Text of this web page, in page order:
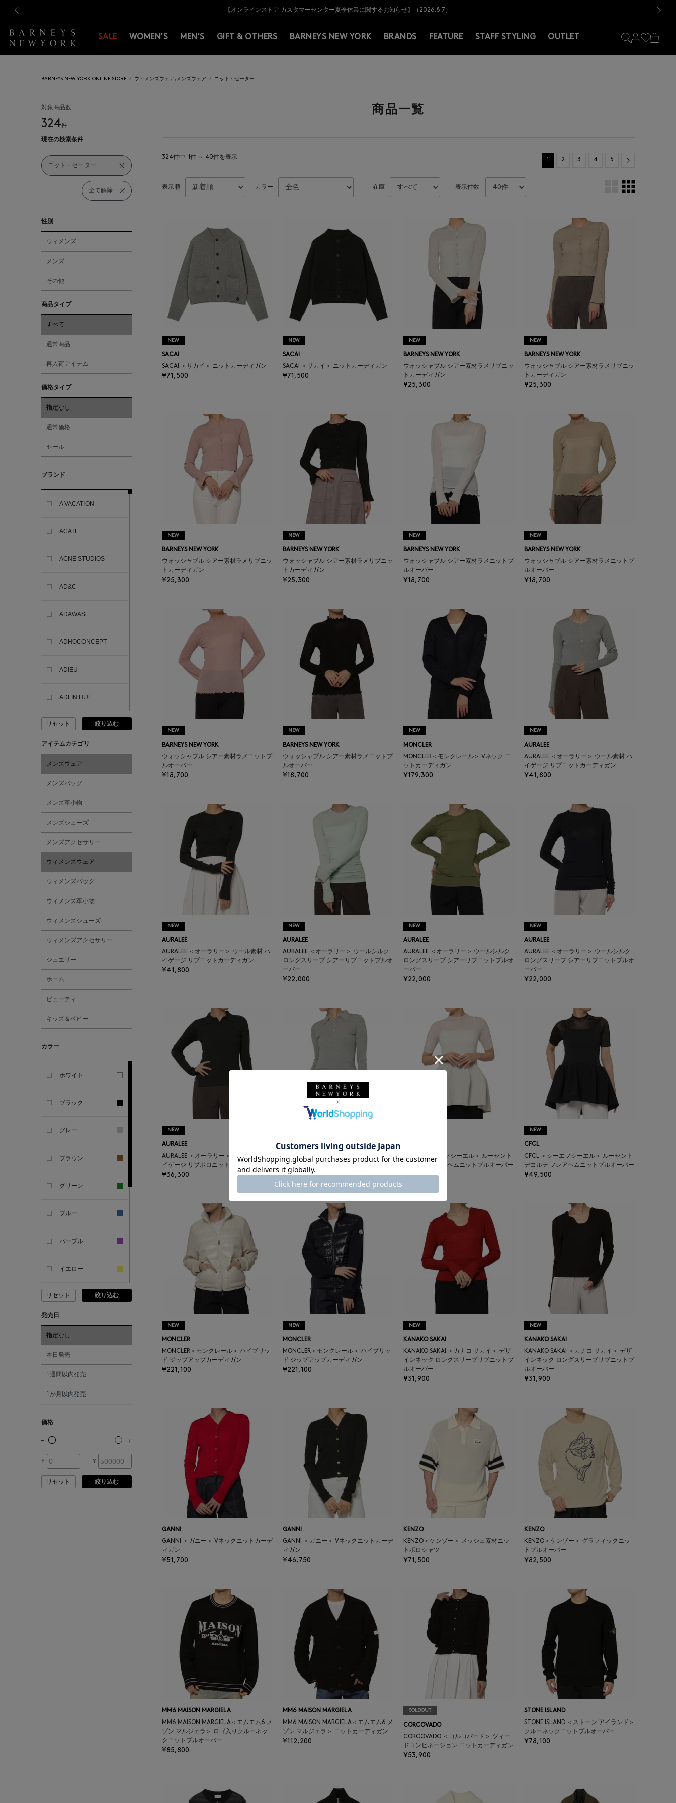
新規登録のお客様も対象！＜MY BARNEYS＞会員のお客様は11,000円（税込）以上のお買上げで常時送料無料！お買い物の際は会員登録を！
【夏季休業に伴う出荷一時停止のお知らせ】(2026.8.7)
【オンラインストア カスタマーセンター夏季休業に関するお知らせ】（2026.8.7）
【夏季休業に伴う返品・交換承り一時停止のお知らせ】（2026.8.5）
熊本県を中心とした地震の影響によるお荷物のお届けについて
【開催中】SUMMER SALEのご案内・ご注意事項
新規登録のお客様も対象！＜MY BARNEYS＞会員のお客様は11,000円（税込）以上のお買上げで常時送料無料！お買い物の際は会員登録を！
【夏季休業に伴う出荷一時停止のお知らせ】(2026.8.7)
SALE WOMEN'S MEN'S GIFT & OTHERS BARNEYS NEW YORK BRANDS FEATURE STAFF STYLING OUTLET
BARNEYS NEW YORK ONLINE STORE ウィメンズウェア,メンズウェア ニット・セーター
対象商品数
324件
現在の検索条件
ニット・セーター
全て解除
性別
ウィメンズ
メンズ
その他
商品タイプ
すべて
通常商品
再入荷アイテム
価格タイプ
指定なし
通常価格
セール
ブランド
A VACATION
ACATE
ACNE STUDIOS
AD&C
ADAWAS
ADHOCONCEPT
ADIEU
ADLIN HUE
ADVISORY BOARD
AESOP
ALBERT THURSTON
ALESSANDRO
GHERARDI
ALL THE WAYS TO SAY
ALPO
ALTEA
AMOMENTO
ANCIENT GREEK
ATELIER AMBOISE
FIRENZE
AURALEE
リセット 絞り込む
アイテムカテゴリ
メンズウェア
メンズバッグ
メンズ革小物
メンズシューズ
メンズアクセサリー
ウィメンズウェア
ウィメンズバッグ
ウィメンズ革小物
ウィメンズシューズ
ウィメンズアクセサリー
ジュエリー
ホーム
ビューティ
キッズ＆ベビー
カラー
ホワイト
ブラック
グレー
ブラウン
グリーン
ブルー
パープル
イエロー
ピンク
レッド
オレンジ
シルバー
リセット 絞り込む
発売日
指定なし
本日発売
1週間以内発売
1か月以内発売
価格
¥ ¥
リセット 絞り込む
商品一覧
324件中 1件 ～ 40件を表示 1 2 3 4 5 Next
表示順 カラー 在庫 表示件数
NEW
SACAI
SACAI ＜サカイ＞ ニットカーディガン
¥71,500
NEW
SACAI
SACAI ＜サカイ＞ ニットカーディガン
¥71,500
NEW
BARNEYS NEW YORK
ウォッシャブル シアー素材ラメリブニッ
トカーディガン
¥25,300
NEW
BARNEYS NEW YORK
ウォッシャブル シアー素材ラメリブニッ
トカーディガン
¥25,300
NEW
BARNEYS NEW YORK
ウォッシャブル シアー素材ラメリブニッ
トカーディガン
¥25,300
NEW
BARNEYS NEW YORK
ウォッシャブル シアー素材ラメリブニッ
トカーディガン
¥25,300
NEW
BARNEYS NEW YORK
ウォッシャブル シアー素材ラメニットプ
ルオーバー
¥18,700
NEW
BARNEYS NEW YORK
ウォッシャブル シアー素材ラメニットプ
ルオーバー
¥18,700
NEW
BARNEYS NEW YORK
ウォッシャブル シアー素材ラメニットプ
ルオーバー
¥18,700
NEW
BARNEYS NEW YORK
ウォッシャブル シアー素材ラメニットプ
ルオーバー
¥18,700
NEW
MONCLER
MONCLER＜モンクレール＞ Vネック ニ
ットカーディガン
¥179,300
NEW
AURALEE
AURALEE ＜オーラリー＞ ウール素材 ハ
イゲージ リブニットカーディガン
¥41,800
NEW
AURALEE
AURALEE ＜オーラリー＞ ウール素材 ハ
イゲージ リブニットカーディガン
¥41,800
NEW
AURALEE
AURALEE ＜オーラリー＞ ウールシルク
ロングスリーブ シアーリブニットプルオ
ーバー
¥22,000
NEW
AURALEE
AURALEE ＜オーラリー＞ ウールシルク
ロングスリーブ シアーリブニットプルオ
ーバー
¥22,000
NEW
AURALEE
AURALEE ＜オーラリー＞ ウールシルク
ロングスリーブ シアーリブニットプルオ
ーバー
¥22,000
NEW
AURALEE
AURALEE ＜オーラリー＞ ウール素材 ハ
イゲージ リブポロニットプルオーバー
¥36,300
AURALEE
AURALEE ＜オーラリー＞ ウール素材 ハ
イゲージ リブポロニットプルオーバー
¥36,300
CFCL ＜シーエフシーエル＞ ルーセント
デコルテ フレアヘムニットプルオーバー
¥49,500
NEW
CFCL
CFCL ＜シーエフシーエル＞ ルーセント
デコルテ フレアヘムニットプルオーバー
¥49,500
NEW
MONCLER
MONCLER＜モンクレール＞ ハイブリッ
ド ジップアップカーディガン
¥221,100
NEW
MONCLER
MONCLER＜モンクレール＞ ハイブリッ
ド ジップアップカーディガン
¥221,100
NEW
KANAKO SAKAI
KANAKO SAKAI ＜カナコ サカイ＞ デザ
インネック ロングスリーブリブニットプ
ルオーバー
¥31,900
NEW
KANAKO SAKAI
KANAKO SAKAI ＜カナコ サカイ＞ デザ
インネック ロングスリーブリブニットプ
ルオーバー
¥31,900
GANNI
GANNI ＜ガニー＞ Vネックニットカーデ
ィガン
¥51,700
GANNI
GANNI ＜ガニー＞ Vネックニットカーデ
ィガン
¥46,750
KENZO
KENZO＜ケンゾー＞ メッシュ素材ニッ
トポロシャツ
¥71,500
KENZO
KENZO＜ケンゾー＞ グラフィックニッ
トプルオーバー
¥82,500
MM6 MAISON MARGIELA
MM6 MAISON MARGIELA＜エムエム6 メ
ゾン マルジェラ＞ ロゴ入りクルーネッ
クニットプルオーバー
¥85,800
MM6 MAISON MARGIELA
MM6 MAISON MARGIELA＜エムエム6 メ
ゾン マルジェラ＞ ニットカーディガン
¥112,200
SOLDOUT
CORCOVADO
CORCOVADO ＜コルコバード＞ ツィー
ドコンビネーション ニットカーディガン
¥53,900
STONE ISLAND
STONE ISLAND ＜ストーン アイランド＞
クルーネックニットプルオーバー
¥78,100